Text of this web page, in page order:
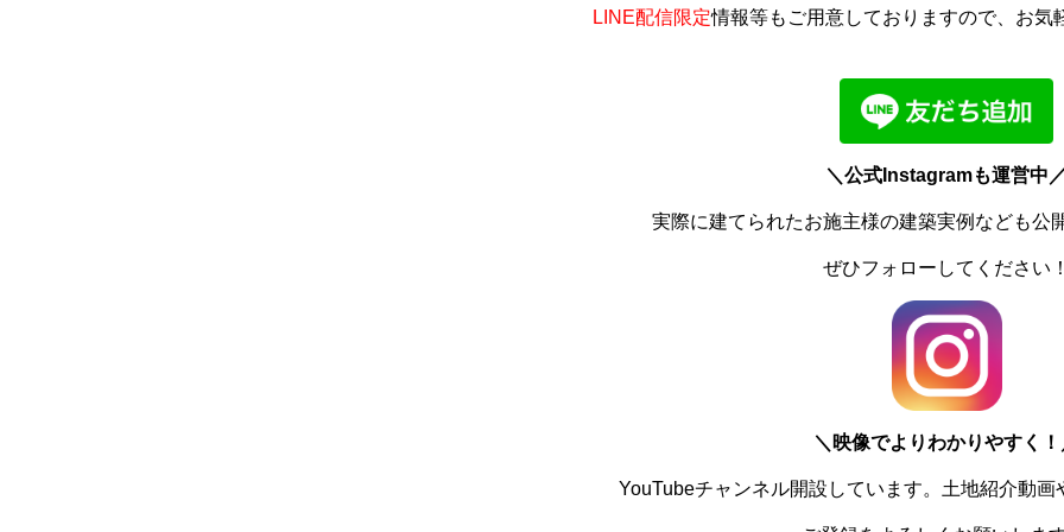
LINE配信限定情報等もご用意しておりますので、お気
＼公式Instagramも運営中
実際に建てられたお施主様の建築実例なども公
ぜひフォローしてください
＼ 映像でよりわかりやすく！
YouTubeチャンネル開設しています。土地紹介動画